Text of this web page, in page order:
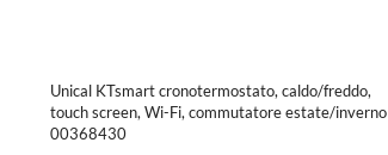
Unical KTsmart cronotermostato, caldo/freddo,
touch screen, Wi-Fi, commutatore estate/inverno
00368430